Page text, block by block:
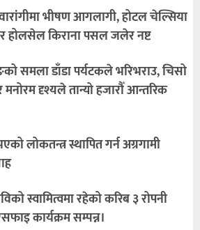
भीषण आगलागी, होटल चेल्सिया
र होलसेल किराना पसल जलेर नष्ट
समला डाँडा पर्यटकले भरिभराउ, चिसो
मनोरम दृश्यले तान्यो हजारौँ आन्तरिक
लोकतन्त्र स्थापित गर्न अग्रगामी
स्वामित्वमा रहेको करिब ३ रोपनी
कार्यक्रम सम्पन्न।